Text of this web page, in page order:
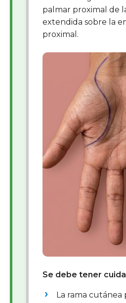
palmar proximal de
extendida sobre la
proximal.
Se debe tener
La rama cutánea